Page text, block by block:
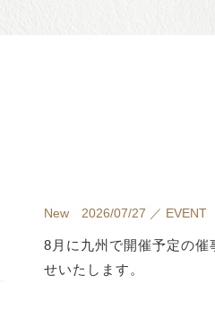
New 2026/07/27 ／ EVENT
8月に九州で開催予定の催
せいたします。